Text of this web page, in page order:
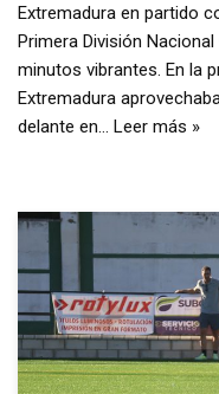
Extremadura en partido
Primera División
minutos vibrantes. En la
Extremadura
delante en… Leer más »